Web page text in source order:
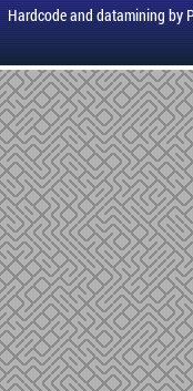
Hardcode and datamining by